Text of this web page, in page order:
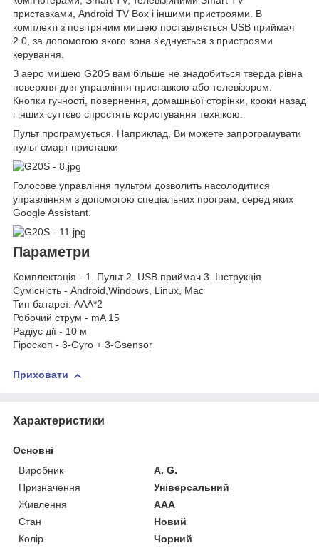
приставками, Android TV Box і іншими пристроями. В
комплекті з повітряним мишею поставляється USB приймач
2.0, за допомогою якого вона з'єднується з пристроями
керування.
З аеро мишею G20S вам більше не знадобиться тверда рівна
поверхня для управління приставкою або телевізором.
Кнопки гучності, повернення, домашньої сторінки, кроки назад
і інших суттєво спростять користування технікою.
Пульт програмується. Наприклад, Ви можете запрограмувати
пульт смарт приставки
Голосове управління пультом дозволить насолодитися
управлінням з допомогою спеціальних програм, серед яких
Google Assistant.
Параметри
Комплектація - 1. Пульт 2. USB приймач 3. Інструкція
Сумісність - Android,Windows, Linux, Mac
Тип батареї: AAA*2
Робочий струм - mA 15
Радіус дії - 10 м
Гіроскоп - 3-Gyro + 3-Gsensor
Приховати
Характеристики
Основні
Виробник
A. G.
Призначення
Універсальний
Живлення
AAA
Стан
Новий
Колір
Чорний